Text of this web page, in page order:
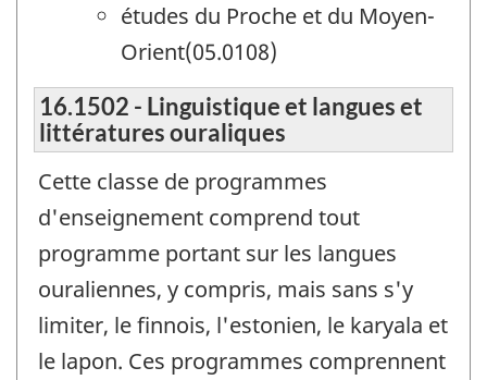
études du Proche et du Moyen-
Orient(05.0108)
16.1502 - Linguistique et langues et
littératures ouraliques
Cette classe de programmes
d'enseignement comprend tout
programme portant sur les langues
ouraliennes, y compris, mais sans s'y
limiter, le finnois, l'estonien, le karyala et
le lapon. Ces programmes comprennent